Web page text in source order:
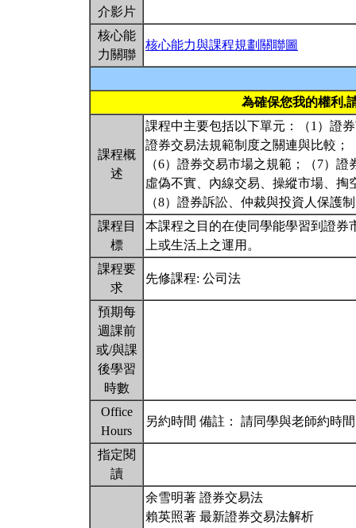
介影片
核心能
力關聯
核心能力與課程規劃關聯圖
為確保您我的權利,
課程概
述
課程中主要包括以下單元：（1）證
證券交易法規範制度之關連與比較；
（6）證券交易市場之規範；（7）
虛偽不實、內線交易、操縱市場、掏
（8）證券訴訟、仲裁與投資人保護
課程目
標
本課程之目的在使同學能學習到證券
上或生活上之運用。
課程要
求
先修課程: 公司法
預期每
週課前
或/與課
後學習
時數
Office
Hours
另約時間 備註： 請同學與老師約時
指定閱
讀
余雪明著 證券交易法
賴英照著 最新證券交易法解析